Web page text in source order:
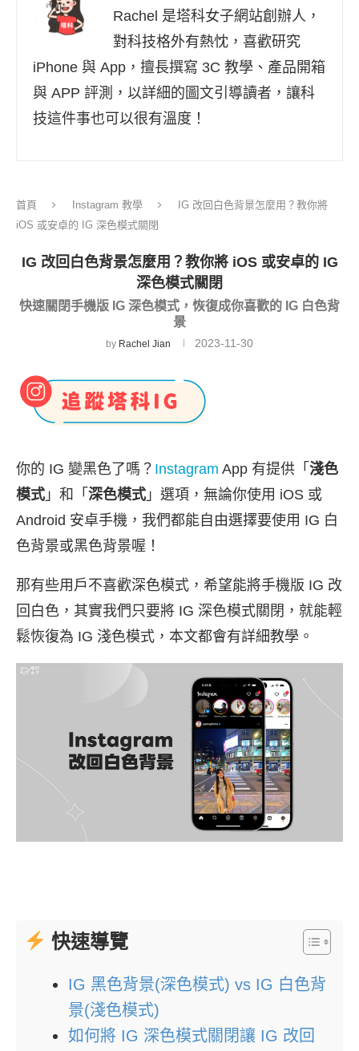
Rachel 是塔科女子網站創辦人，
對科技格外有熱忱，喜歡研究
iPhone 與 App，擅長撰寫 3C 教學、產品開箱
與 APP 評測，以詳細的圖文引導讀者，讓科
技這件事也可以很有溫度！
首頁 Instagram 教學
IG 改回白色背景怎麼用？教你將
iOS 或安卓的 IG 深色模式關閉
IG 改回白色背景怎麼用？教你將 iOS 或安卓的 IG
深色模式關閉
快速關閉手機版 IG 深色模式，恢復成你喜歡的 IG 白色背
景
by Rachel Jian 2023-11-30
你的 IG 變黑色了嗎？ Instagram App 有提供「 淺色
模式 」和「 深色模式 」選項，無論你使用 iOS 或
Android 安卓手機，我們都能自由選擇要使用 IG 白
色背景或黑色背景喔！
那有些用戶不喜歡深色模式，希望能將手機版 IG 改
回白色，其實我們只要將 IG 深色模式關閉，就能輕
鬆恢復為 IG 淺色模式，本文都會有詳細教學。
快速導覽
IG 黑色背景(深色模式) vs IG 白色背
景(淺色模式)
如何將 IG 深色模式關閉讓 IG 改回